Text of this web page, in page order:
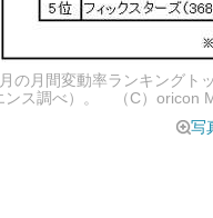
の月間変動率ランキングト
ンス調べ）。 （C）oricon
写